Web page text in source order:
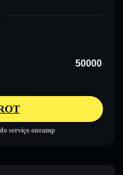
serviço onramp